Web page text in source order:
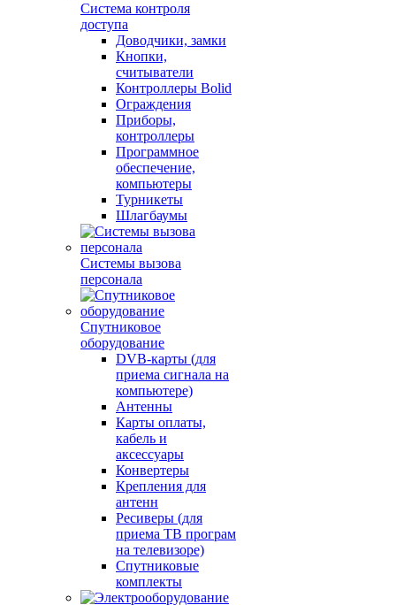
Система контроля
доступа
Доводчики, замки
Кнопки,
считыватели
Контроллеры Bolid
Ограждения
Приборы,
контроллеры
Программное
обеспечение,
компьютеры
Турникеты
Шлагбаумы
Системы вызова
персонала
Спутниковое
оборудование
DVB-карты (для
приема сигнала на
компьютере)
Антенны
Карты оплаты,
кабель и
аксессуары
Конвертеры
Крепления для
антенн
Ресиверы (для
приема ТВ програм
на телевизоре)
Спутниковые
комплекты